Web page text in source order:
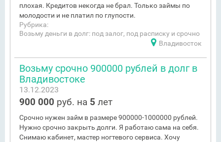
плохая. Кредитов некогда не брал. Только займы по
молодости и не платил по глупости.
Рубрика:
Возьму деньги в долг: под залог, под расписку и срочно
Владивосток
Возьму срочно 900000 рублей в долг в
Владивостоке
13.12.2023
900 000 руб. на 5 лет
Срочно нужен займ в размере 900000-1000000 рублей.
Нужно срочно закрыть долги. Я работаю сама на себя.
Снимаю кабинет, мастер ногтевого сервиса. Хочу